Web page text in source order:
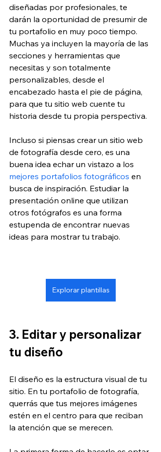
diseñadas por profesionales, te
darán la oportunidad de presumir de
tu portafolio en muy poco tiempo.
Muchas ya incluyen la mayoría de las
secciones y herramientas que
necesitas y son totalmente
personalizables, desde el
encabezado hasta el pie de página,
para que tu sitio web cuente tu
historia desde tu propia perspectiva.
Incluso si piensas crear un sitio web
de fotografía desde cero, es una
buena idea echar un vistazo a los
mejores portafolios fotográficos en
busca de inspiración. Estudiar la
presentación online que utilizan
otros fotógrafos es una forma
estupenda de encontrar nuevas
ideas para mostrar tu trabajo.
Explorar plantillas
3. Editar y personalizar
tu diseño
El diseño es la estructura visual de tu
sitio. En tu portafolio de fotografía,
querrás que tus mejores imágenes
estén en el centro para que reciban
la atención que se merecen.